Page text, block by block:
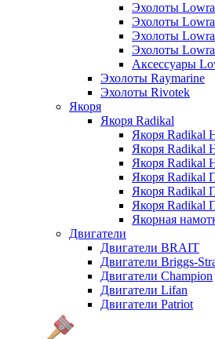
Эхолоты
Эхолоты
Эхолоты
Эхолоты
Аксессуары
Эхолоты Raymarine
Эхолоты Rivotek
Якоря
Якоря Radikal
Якоря Radikal
Якоря Radikal
Якоря Radikal
Якоря Radikal
Якоря Radikal
Якоря Radikal
Якорная
Двигатели
Двигатели BRAIT
Двигатели Briggs-
Двигатели Champion
Двигатели Lifan
Двигатели Patriot